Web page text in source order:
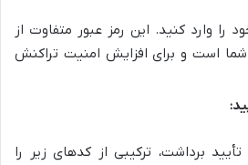
را وارد کنید. این رمز عبور متفاوت از
است و برای افزایش امنیت تراکنش
تأیید برداشت، ترکیبی از کدهای زیر را